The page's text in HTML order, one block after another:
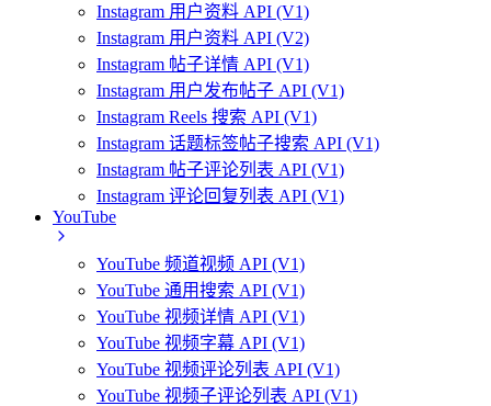
Instagram 用户资料 API (V1)
Instagram 用户资料 API (V2)
Instagram 帖子详情 API (V1)
Instagram 用户发布帖子 API (V1)
Instagram Reels 搜索 API (V1)
Instagram 话题标签帖子搜索 API (V1)
Instagram 帖子评论列表 API (V1)
Instagram 评论回复列表 API (V1)
YouTube
YouTube 频道视频 API (V1)
YouTube 通用搜索 API (V1)
YouTube 视频详情 API (V1)
YouTube 视频字幕 API (V1)
YouTube 视频评论列表 API (V1)
YouTube 视频子评论列表 API (V1)